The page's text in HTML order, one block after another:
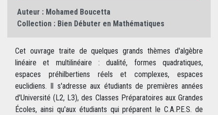
Auteur : Mohamed Boucetta
Collection : Bien Débuter en Mathématiques
Cet ouvrage traite de quelques grands thèmes d'algèbre
linéaire et multilinéaire : dualité, formes quadratiques,
espaces préhilbertiens réels et complexes, espaces
euclidiens. Il s'adresse aux étudiants de premières années
d'Université (L2, L3), des Classes Préparatoires aux Grandes
Écoles, ainsi qu'aux étudiants qui préparent le C.A.P.E.S. de